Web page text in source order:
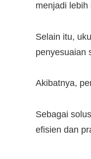
menjadi lebih
Selain itu,
penyesuaian
Akibatnya,
Sebagai
efisien dan